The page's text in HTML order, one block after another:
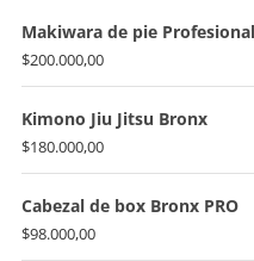
Makiwara de pie Profesional
$200.000,00
Kimono Jiu Jitsu Bronx
$180.000,00
Cabezal de box Bronx PRO
$98.000,00